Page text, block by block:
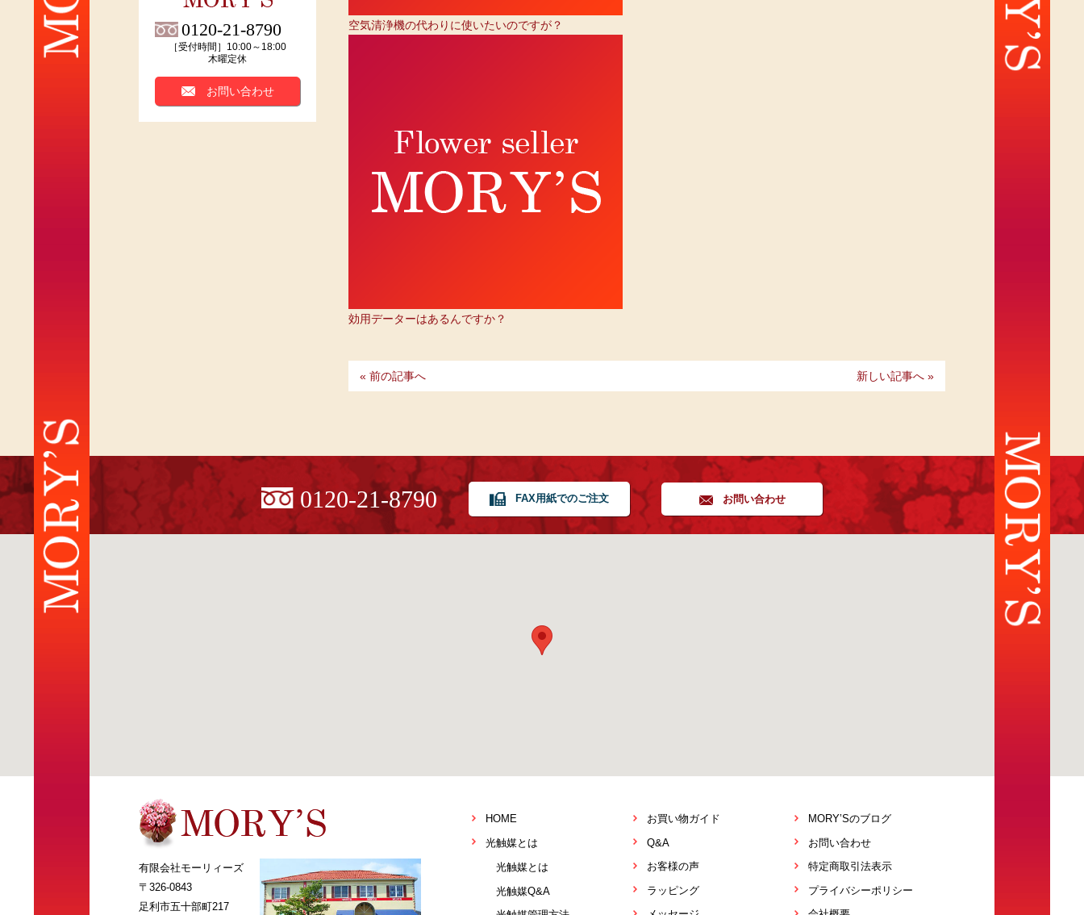
空気清浄機の代わりに使いたいのですが？
効用データーはあるんですか？
« 前の記事へ 新しい記事へ »
0120-21-8790
［受付時間］10:00～18:00
木曜定休
お問い合わせ
0120-21-8790 FAX用紙でのご注文 お問い合わせ
HOME
光触媒とは
光触媒とは
光触媒Q&A
お買い物ガイド
Q&A
お客様の声
ラッピング
MORY’Sのブログ
お問い合わせ
特定商取引法表示
プライバシーポリシー
有限会社モーリィーズ
〒326-0843
足利市五十部町217